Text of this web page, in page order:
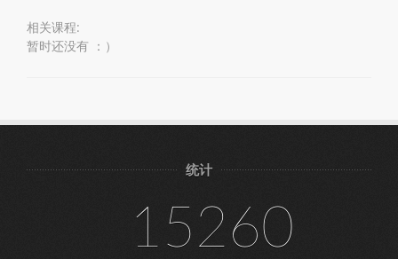
相关课程:
暂时还没有 ：）
统计
15260